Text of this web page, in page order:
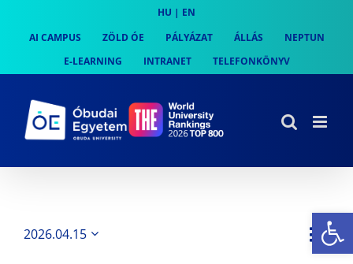
content
HU | EN
AI CAMPUS
ZÖLD ÓE PÁLYÁZAT ÁLLÁS
NEPTUN
E-LEARNING
INTRANET TELEFONKÖNYV
Nap
2026.04.15